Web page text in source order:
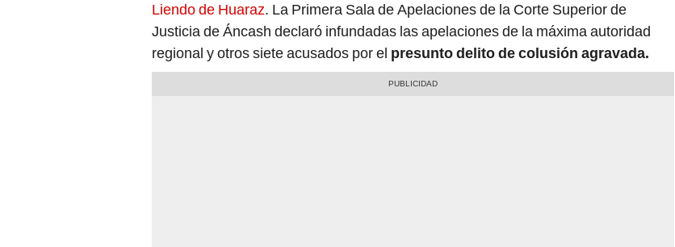
Liendo de Huaraz. La Primera Sala de Apelaciones de la Corte Superior de
Justicia de Áncash declaró infundadas las apelaciones de la máxima autoridad
regional y otros siete acusados por el presunto delito de colusión agravada.